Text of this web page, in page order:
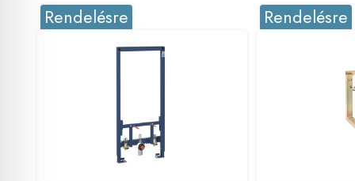
Rendelésre Rendelésre